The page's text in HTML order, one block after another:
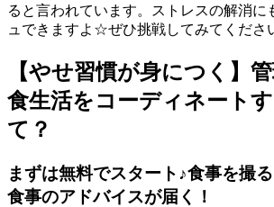
ると言われています。ストレスの解消に
ュできますよ☆ぜひ挑戦してみてくださ
【やせ習慣が身につく】
食生活をコーディネート
て？
まずは無料でスタート♪食事を撮
食事のアドバイスが届く！